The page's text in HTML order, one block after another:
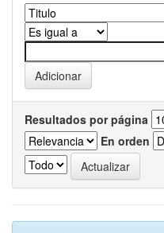
Resultados por página
En orden